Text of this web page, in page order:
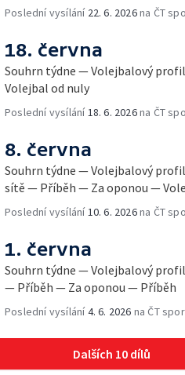
Poslední vysílání 22. 6. 2026na ČT
18. června
Souhrn týdne — Volejbalový
Volejbal od nuly
Poslední vysílání18. 6. 2026na ČT
8. června
Souhrn týdne — Volejbalový
sítě — Příběh — Za oponou —
Poslední vysílání10. 6. 2026na ČT
1. června
Souhrn týdne — Volejbalový
— Příběh — Za oponou — Příběh
Poslední vysílání4. 6. 2026 na ČT
Dalších 10 dílů